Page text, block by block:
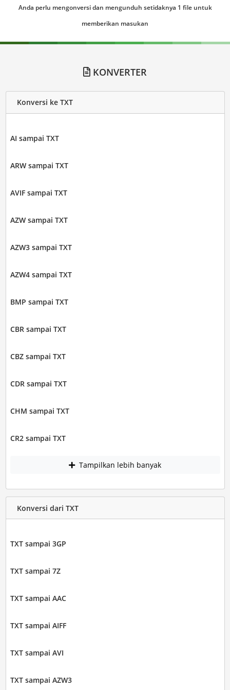
Anda perlu mengonversi dan mengunduh setidaknya 1 file untuk
memberikan masukan
KONVERTER
Konversi ke TXT
AI sampai TXT
ARW sampai TXT
AVIF sampai TXT
AZW sampai TXT
AZW3 sampai TXT
AZW4 sampai TXT
BMP sampai TXT
CBR sampai TXT
CBZ sampai TXT
CDR sampai TXT
CHM sampai TXT
CR2 sampai TXT
Tampilkan lebih banyak
Konversi dari TXT
TXT sampai 3GP
TXT sampai 7Z
TXT sampai AAC
TXT sampai AIFF
TXT sampai AVI
TXT sampai AZW3